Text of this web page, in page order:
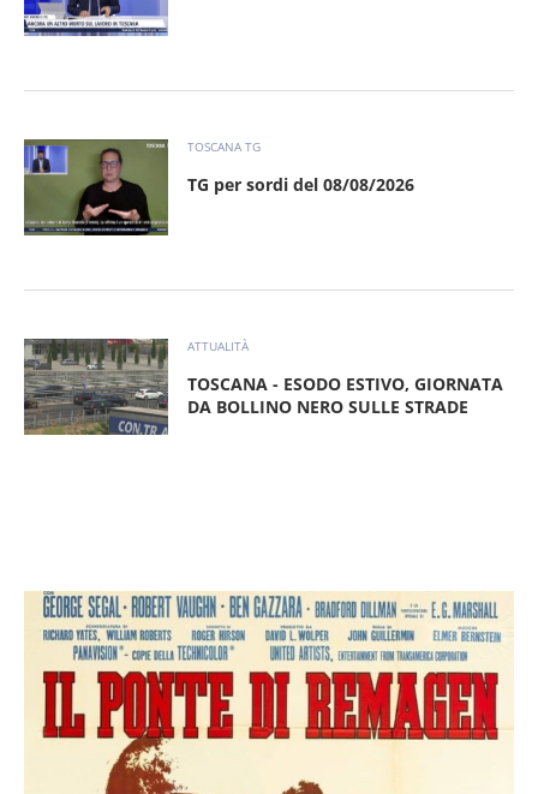
TOSCANA TG
TG per sordi del 08/08/2026
ATTUALITÀ
TOSCANA - ESODO ESTIVO, GIORNATA
DA BOLLINO NERO SULLE STRADE